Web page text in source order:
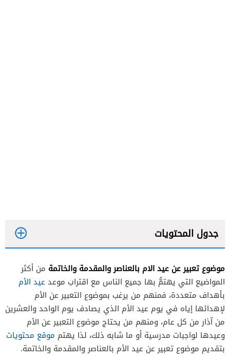
جدول المحتويات
مقدمة موضوع تعبير عن عيد الام
صلب موضوع تعبير عن الام
خاتمة موضوع تعبير عن الام
موضوع تعبير عن عيد الام بالعناصر والمقدمة والخاتمة من أكثر
المواضيع التي يهتمُّ بها جميع الناس مع اقتراب موعد عيد الأم
بأهداف متعددة، فمنهم من يرغب بموضوع التعبير عن الأم
لإهدائها إياه في يوم عيد الأم الذي يصادف يوم الواحد والعشرين
من آذار من كل عام، ومنهم من يحتاج موضوع التعبير عن الأم
وعيدها لواجبات مدرسية أو ما شابه ذلك، لذا يهتم موقع محتويات
بتقديم موضوع تعبير عن عيد الأم بالعناصر والمقدمة والخاتمة.